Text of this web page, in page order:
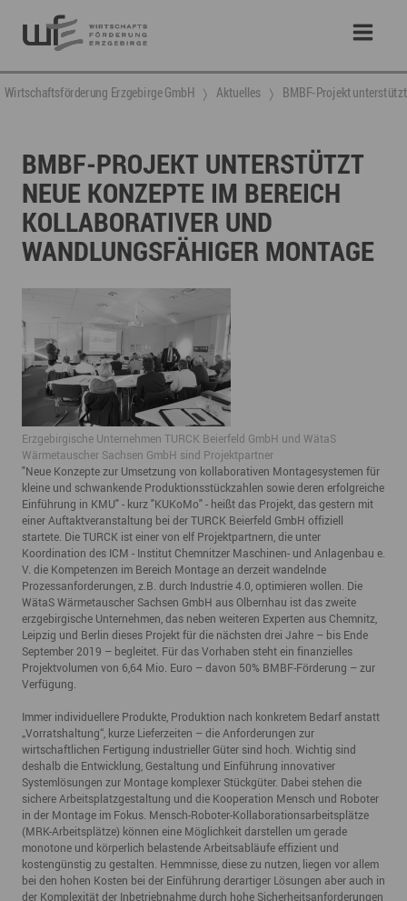
Wirtschaftsförderung Erzgebirge GmbH Aktuelles BMBF-Projekt
BMBF-PROJEKT UNTERSTÜTZT
NEUE KONZEPTE IM BEREICH
KOLLABORATIVER UND
WANDLUNGSFÄHIGER MONTAGE
Erzgebirgische Unternehmen TURCK Beierfeld GmbH und WätaS
Wärmetauscher Sachsen GmbH sind Projektpartner
"Neue Konzepte zur Umsetzung von kollaborativen Montagesystemen für
kleine und schwankende Produktionsstückzahlen sowie deren erfolgreiche
Einführung in KMU" - kurz "KUKoMo" - heißt das Projekt, das gestern mit
einer Auftaktveranstaltung bei der TURCK Beierfeld GmbH offiziell
startete. Die TURCK ist einer von elf Projektpartnern, die unter
Koordination des ICM - Institut Chemnitzer Maschinen- und Anlagenbau e.
V. die Kompetenzen im Bereich Montage an derzeit wandelnde
Prozessanforderungen, z.B. durch Industrie 4.0, optimieren wollen. Die
WätaS Wärmetauscher Sachsen GmbH aus Olbernhau ist das zweite
erzgebirgische Unternehmen, das neben weiteren Experten aus Chemnitz,
Leipzig und Berlin dieses Projekt für die nächsten drei Jahre – bis Ende
September 2019 – begleitet. Für das Vorhaben steht ein finanzielles
Projektvolumen von 6,64 Mio. Euro – davon 50% BMBF-Förderung – zur
Verfügung.
Immer individuellere Produkte, Produktion nach konkretem Bedarf anstatt
„Vorratshaltung“, kurze Lieferzeiten – die Anforderungen zur
wirtschaftlichen Fertigung industrieller Güter sind hoch. Wichtig sind
deshalb die Entwicklung, Gestaltung und Einführung innovativer
Systemlösungen zur Montage komplexer Stückgüter. Dabei stehen die
sichere Arbeitsplatzgestaltung und die Kooperation Mensch und Roboter
in der Montage im Fokus. Mensch-Roboter-Kollaborationsarbeitsplätze
(MRK-Arbeitsplätze) können eine Möglichkeit darstellen um gerade
monotone und körperlich belastende Arbeitsabläufe effizient und
kostengünstig zu gestalten. Hemmnisse, diese zu nutzen, liegen vor allem
bei den hohen Kosten bei der Einführung derartiger Lösungen aber auch in
der Komplexität der Inbetriebnahme durch hohe Sicherheitsanforderungen